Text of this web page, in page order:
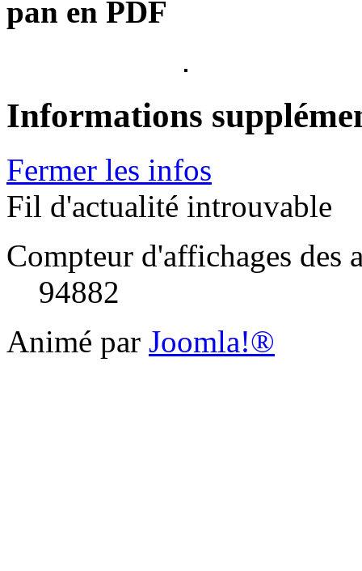
pan en PDF
Informations
Fermer les infos
Fil d'actualité introuvable
Compteur d'affichages des
94882
Animé par Joomla!®